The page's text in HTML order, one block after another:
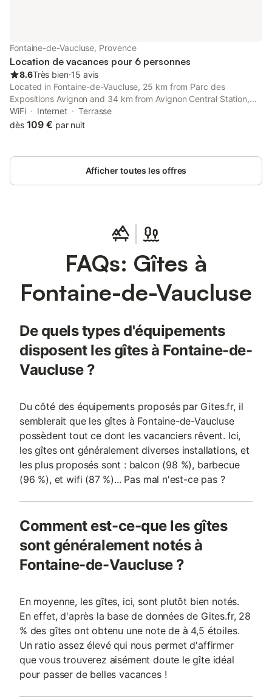
Fontaine-de-Vaucluse, Provence
Location de vacances pour 6 personnes
8.6Très bien⋅15 avis
Located in Fontaine-de-Vaucluse, 25 km from Parc des
Expositions Avignon and 34 km from Avignon Central Station,
Fontaine-de-Vaucluse: maison avec vues provides
accommodation with free WiFi, air conditioning, a terrace and
WiFi Internet
Terrasse
dès 109 € par nuit
Afficher toutes les offres
FAQs: Gîtes à
Fontaine-de-Vaucluse
De quels types d'équipements
disposent les gîtes à Fontaine-de-
Vaucluse ?
Du côté des équipements proposés par Gites.fr, il
semblerait que les gîtes à Fontaine-de-Vaucluse
possèdent tout ce dont les vacanciers rêvent. Ici,
les gîtes ont généralement diverses installations, et
les plus proposés sont : balcon (98 %), barbecue
(96 %), et wifi (87 %)... Pas mal n'est-ce pas ?
Comment est-ce-que les gîtes
sont généralement notés à
Fontaine-de-Vaucluse ?
En moyenne, les gîtes, ici, sont plutôt bien notés.
En effet, d'après la base de données de Gites.fr, 28
% des gîtes ont obtenu une note de à 4,5 étoiles.
Un ratio assez élevé qui nous permet d'affirmer
que vous trouverez aisément doute le gîte idéal
pour passer de belles vacances !